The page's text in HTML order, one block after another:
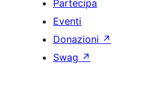
Partecipa
Eventi
Donazioni ↗
Swag ↗